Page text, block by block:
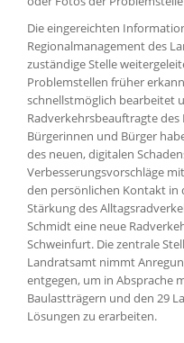
Die eingereichten
Regionalmanagement des
zuständige Stelle
Problemstellen früher
schnellstmöglich bearbeitet
Radverkehrsbeauftragte
Bürgerinnen und Bürger
des neuen, digitalen
Verbesserungsvorschläge
den persönlichen Kontakt in
Stärkung des
Schmidt eine neue
Schweinfurt. Die zentrale
Landratsamt nimmt
entgegen, um in Absprache
Baulastträgern und den 29
Lösungen zu erarbeiten.